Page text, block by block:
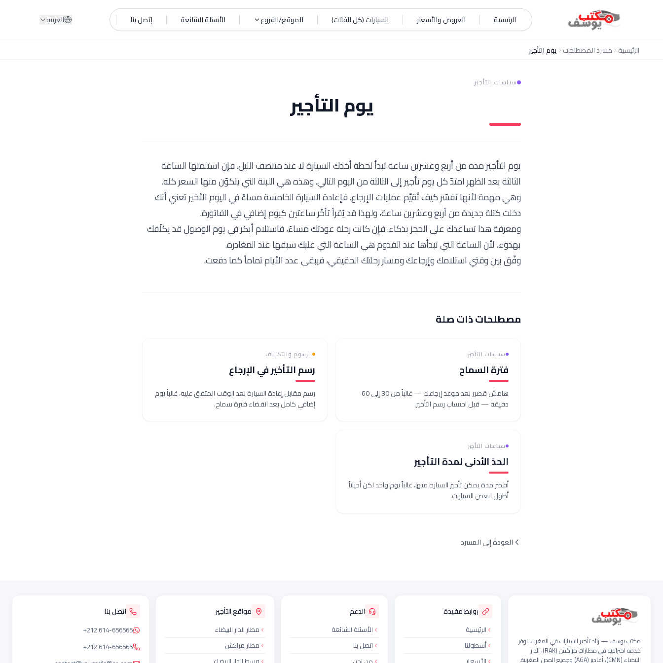
الرئيسية العروض والأسعار السيارات (كل الفئات) الموقع/الفروع الأسئلة الشائعة إتصل بنا العربية
الرئيسية مسرد المصطلحات يوم التأجير
سياسات التأجير
يوم التأجير
يوم التأجير مدة من أربع وعشرين ساعة تبدأ لحظة أخذك السيارة لا عند منتصف الليل. فإن استلمتها الساعة
الثالثة بعد الظهر امتدّ كل يوم تأجير إلى الثالثة من اليوم التالي. وهذه هي اللبنة التي يتكوّن منها السعر كله.
وهي مهمة لأنها تفسّر كيف تُقيَّم عمليات الإرجاع. فإعادة السيارة الخامسة مساءً في اليوم الأخير تعني أنك
دخلت كتلة جديدة من أربع وعشرين ساعة، ولهذا قد يُقرأ تأخّر ساعتين كيوم إضافي في الفاتورة.
ومعرفة هذا تساعدك على الحجز بذكاء. فإن كانت رحلة عودتك مساءً، فاستلام أبكر في يوم الوصول قد يكلّفك
بهدوء، لأن الساعة التي تبدأها عند القدوم هي الساعة التي عليك سبقها عند المغادرة.
وفّق بين وقتي استلامك وإرجاعك ومسار رحلتك الحقيقي، فيبقى عدد الأيام تماماً كما دفعت.
مصطلحات ذات صلة
سياسات التأجير
فترة السماح
هامش قصير بعد موعد إرجاعك — غالباً من 30 إلى 60
دقيقة — قبل احتساب رسم التأخير.
الرسوم والتكاليف
رسم التأخير في الإرجاع
رسم مقابل إعادة السيارة بعد الوقت المتفق عليه، غالباً يوم
إضافي كامل بعد انقضاء فترة سماح.
سياسات التأجير
الحدّ الأدنى لمدة التأجير
أقصر مدة يمكن تأجير السيارة فيها، غالباً يوم واحد لكن أحياناً
أطول لبعض السيارات.
العودة إلى المسرد
مكتب يوسف — رائد تأجير السيارات في المغرب. نوفر
خدمة احترافية في مطارات مراكش (RAK)، الدار
البيضاء (CMN)، أغادير (AGA) وجميع المدن المغربية.
روابط مفيدة
الرئيسية
أسطولنا
الدعم
الأسئلة الشائعة
اتصل بنا
مواقع التأجير
مطار الدار البيضاء
مطار مراكش
اتصل بنا
+212 614-656565
+212 614-656565